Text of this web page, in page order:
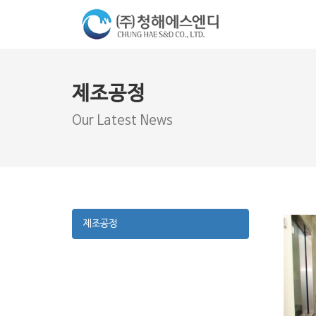
제조공정
Our Latest News
제조공정